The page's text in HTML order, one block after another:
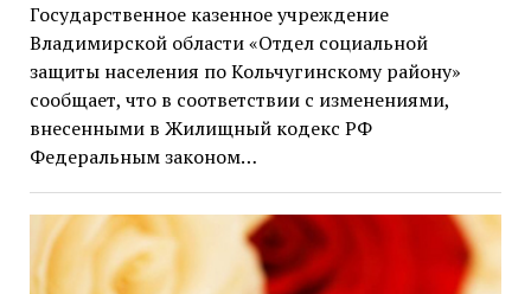
Государственное казенное учреждение
Владимирской области «Отдел социальной
защиты населения по Кольчугинскому району»
сообщает, что в соответствии с изменениями,
внесенными в Жилищный кодекс РФ
Федеральным законом…